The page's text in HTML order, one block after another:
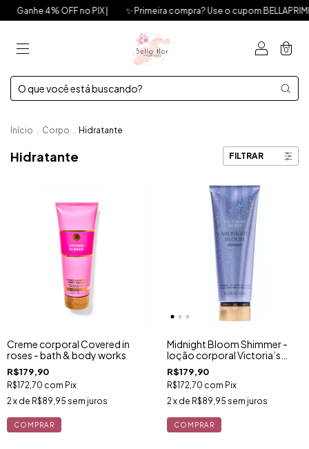
OFF no PIX | ✨ Primeira compra? Use o cupom BELLAPRIMEIRA e
0
Início . Corpo . Hidratante
Hidratante FILTRAR
Creme corporal Covered in
roses - bath & body works
R$179,90
R$172,70 com Pix
2 x de R$89,95 sem juros
Midnight Bloom Shimmer -
loção corporal Victoria’s
secret
R$179,90
R$172,70 com Pix
2 x de R$89,95 sem juros